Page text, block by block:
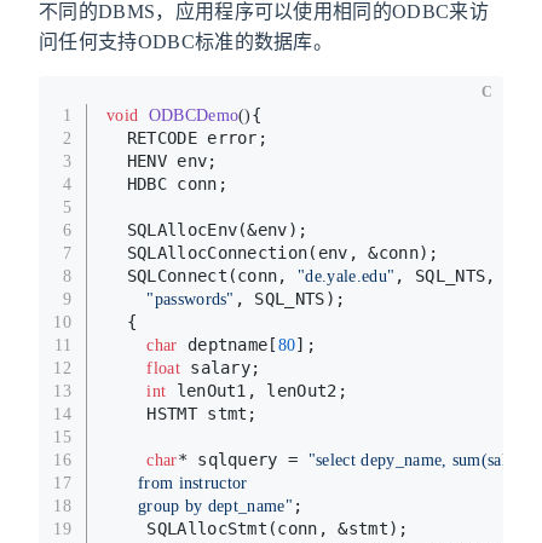
不同的DBMS，应用程序可以使用相同的ODBC来访
问任何支持ODBC标准的数据库。
1
2
3
4
5
6
7
8
9
10
11
12
13
14
15
16
17
18
19
void ODBCDemo() {
  RETCODE error;
  HENV env;
  HDBC conn;
  SQLAllocEnv(&env);
  SQLAllocConnection(env, &conn);
  SQLConnect(conn,
"de.yale.edu" , SQL_NTS,
"passwords" , SQL_NTS);
  {
char deptname[ 80];
float salary;
int lenOut1, lenOut2;
    HSTMT stmt;
char* sqlquery =
"select depy_name, sum(salary)
      from instructor
      group by dept_name"
;
    SQLAllocStmt(conn, &stmt);
C